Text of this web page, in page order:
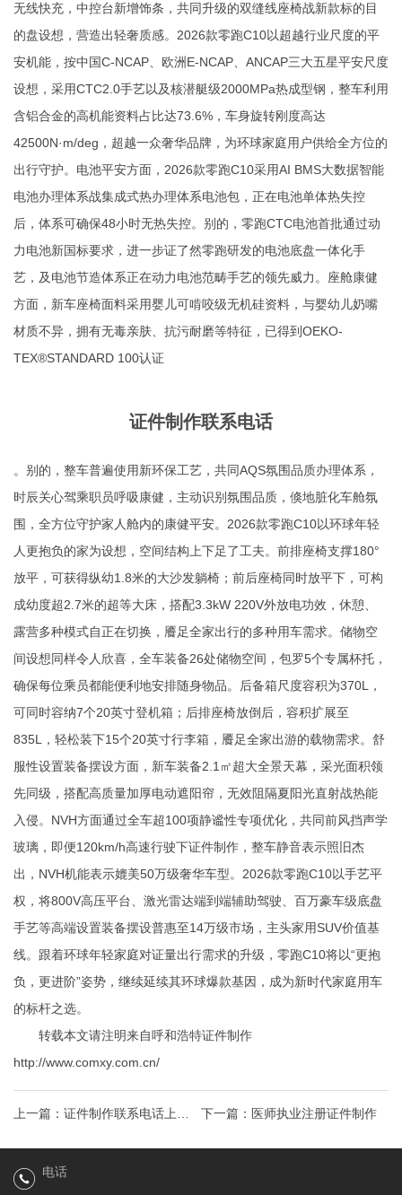
无线快充，中控台新增饰条，共同升级的双缝线座椅战新款标的目
的盘设想，营造出轻奢质感。2026款零跑C10以超越行业尺度的平
安机能，按中国C-NCAP、欧洲E-NCAP、ANCAP三大五星平安尺度
设想，采用CTC2.0手艺以及核潜艇级2000MPa热成型钢，整车利用
含铝合金的高机能资料占比达73.6%，车身旋转刚度高达
42500N·m/deg，超越一众奢华品牌，为环球家庭用户供给全方位的
出行守护。电池平安方面，2026款零跑C10采用AI BMS大数据智能
电池办理体系战集成式热办理体系电池包，正在电池单体热失控
后，体系可确保48小时无热失控。别的，零跑CTC电池首批通过动
力电池新国标要求，进一步证了然零跑研发的电池底盘一体化手
艺，及电池节造体系正在动力电池范畴手艺的领先威力。座舱康健
方面，新车座椅面料采用婴儿可啃咬级无机硅资料，与婴幼儿奶嘴
材质不异，拥有无毒亲肤、抗污耐磨等特征，已得到OEKO-
TEX®STANDARD 100认证
证件制作联系电话
。别的，整车普遍使用新环保工艺，共同AQS氛围品质办理体系，
时辰关心驾乘职员呼吸康健，主动识别氛围品质，倏地脏化车舱氛
围，全方位守护家人舱内的康健平安。2026款零跑C10以环球年轻
人更抱负的家为设想，空间结构上下足了工夫。前排座椅支撑180°
放平，可获得纵幼1.8米的大沙发躺椅；前后座椅同时放平下，可构
成幼度超2.7米的超等大床，搭配3.3kW 220V外放电功效，休憩、
露营多种模式自正在切换，餍足全家出行的多种用车需求。储物空
间设想同样令人欣喜，全车装备26处储物空间，包罗5个专属杯托，
确保每位乘员都能便利地安排随身物品。后备箱尺度容积为370L，
可同时容纳7个20英寸登机箱；后排座椅放倒后，容积扩展至
835L，轻松装下15个20英寸行李箱，餍足全家出游的载物需求。舒
服性设置装备摆设方面，新车装备2.1㎡超大全景天幕，采光面积领
先同级，搭配高质量加厚电动遮阳帘，无效阻隔夏阳光直射战热能
入侵。NVH方面通过全车超100项静谧性专项优化，共同前风挡声学
玻璃，即便120km/h高速行驶下证件制作 ，整车静音表示照旧杰
出，NVH机能表示媲美50万级奢华车型。2026款零跑C10以手艺平
权，将800V高压平台、激光雷达端到端辅助驾驶、百万豪车级底盘
手艺等高端设置装备摆设普惠至14万级市场，主头家用SUV价值基
线。跟着环球年轻家庭对证量出行需求的升级，零跑C10将以“更抱
负，更进阶”姿势，继续延续其环球爆款基因，成为新时代家庭用车
的标杆之选。
转载本文请注明来自呼和浩特证件制作
http://www.comxy.com.cn/
上一篇： 证件制作联系电话上海
桃花源四期-上海闵行(2025年上
海桃花
下一篇： 医师执业注册证件制作
电话